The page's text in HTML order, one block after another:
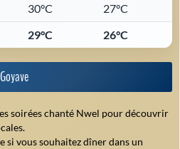
30°C
27°C
29°C 26°C
soirées chanté Nwel pour découvrir
si vous souhaitez dîner dans un